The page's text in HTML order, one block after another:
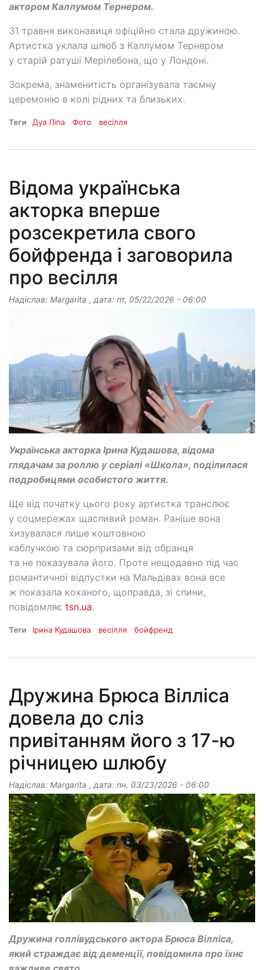
актором Каллумом Тернером.
31 травня виконавиця офіційно стала дружиною.
Артистка уклала шлюб з Каллумом Тернером
у старій ратуші Мерілебона, що у Лондоні.
Зокрема, знаменитість організувала таємну
церемонію в колі рідних та близьких.
Теги Дуа Ліпа Фото весілля
Відома українська
акторка вперше
розсекретила свого
бойфренда і заговорила
про весілля
Надіслав: Margarita , дата: пт, 05/22/2026 - 06:00
Українська акторка Ірина Кудашова, відома
глядачам за роллю у серіалі «Школа», поділилася
подробицями особистого життя.
Ще від початку цього року артистка транслює
у соцмережах щасливий роман. Раніше вона
хизувалася лише коштовною
каблучкою та сюрпризами від обранця
та не показувала його. Проте нещодавно під час
романтичної відпустки на Мальдівах вона все
ж показала коханого, щоправда, зі спини,
повідомляє tsn.ua.
Теги Ірина Кудашова весілля бойфренд
Дружина Брюса Вілліса
довела до сліз
привітанням його з 17-ю
річницею шлюбу
Надіслав: Margarita , дата: пн, 03/23/2026 - 06:00
Дружина голлівудського актора Брюса Вілліса,
який страждає від деменції, повідомила про їхнє